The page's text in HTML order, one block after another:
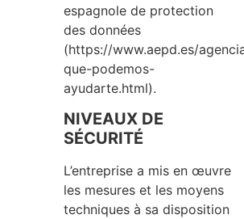
espagnole de protection
des données
(https://www.aepd.es/
que-podemos-
ayudarte.html).
NIVEAUX DE
SÉCURITÉ
L’entreprise a mis en œuvre
les mesures et les moyens
techniques à sa disposition